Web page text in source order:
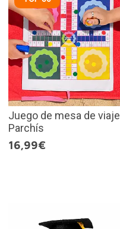
Juego de mesa de viaje
Parchís
16,99€